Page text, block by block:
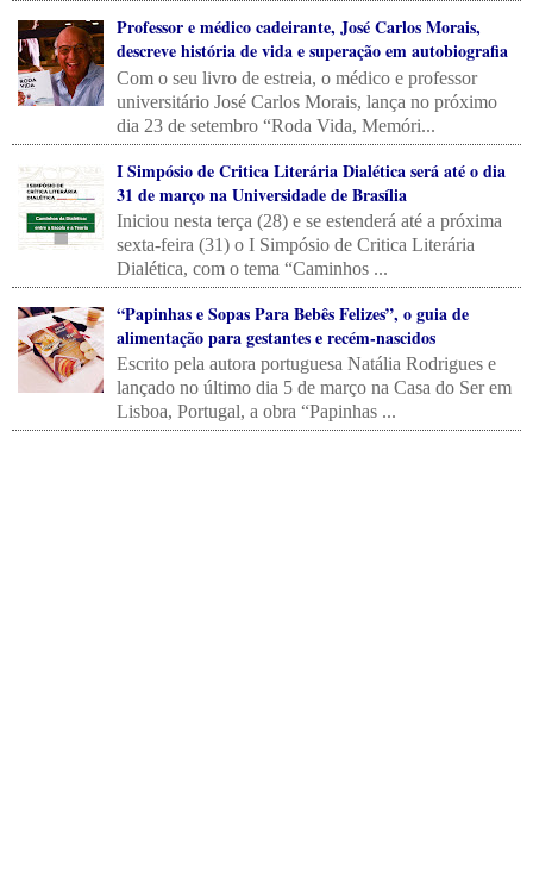
Professor e médico cadeirante, José Carlos Morais,
descreve história de vida e superação em autobiografia
Com o seu livro de estreia, o médico e professor
universitário José Carlos Morais, lança no próximo
dia 23 de setembro “Roda Vida, Memóri...
I Simpósio de Critica Literária Dialética será até o dia
31 de março na Universidade de Brasília
Iniciou nesta terça (28) e se estenderá até a próxima
sexta-feira (31) o I Simpósio de Critica Literária
Dialética, com o tema “Caminhos ...
“Papinhas e Sopas Para Bebês Felizes”, o guia de
alimentação para gestantes e recém-nascidos
Escrito pela autora portuguesa Natália Rodrigues e
lançado no último dia 5 de março na Casa do Ser em
Lisboa, Portugal, a obra “Papinhas ...